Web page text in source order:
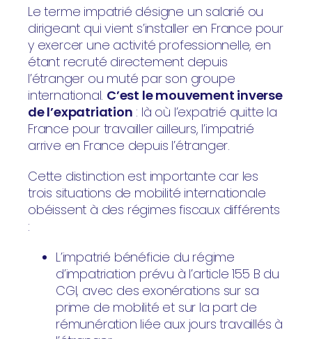
Le terme impatrié désigne un salarié ou
dirigeant qui vient s’installer en France pour
y exercer une activité professionnelle, en
étant recruté directement depuis
l’étranger ou muté par son groupe
international. C’est le mouvement inverse
de l’expatriation : là où l’expatrié quitte la
France pour travailler ailleurs, l’impatrié
arrive en France depuis l’étranger.
Cette distinction est importante car les
trois situations de mobilité internationale
obéissent à des régimes fiscaux différents
:
L’impatrié bénéficie du régime
d’impatriation prévu à l’article 155 B du
CGI, avec des exonérations sur sa
prime de mobilité et sur la part de
rémunération liée aux jours travaillés à